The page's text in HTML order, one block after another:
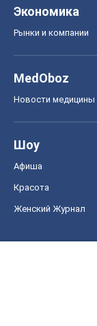
Экономика
Рынки и компании
MedOboz
Новости медицины
Шоу
Афиша
Красота
Женский Журнал